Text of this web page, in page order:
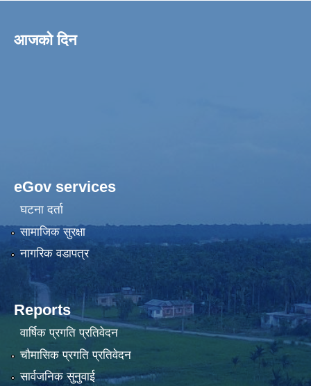
आजको दिन
eGov services
घटना दर्ता
सामाजिक सुरक्षा
नागरिक वडापत्र
Reports
वार्षिक प्रगति प्रतिवेदन
चौमासिक प्रगति प्रतिवेदन
सार्वजनिक सुनुवाई